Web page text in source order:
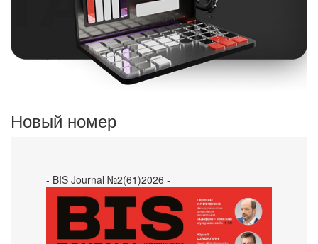
Новый номер
- BIS Journal №2(61)2026 -